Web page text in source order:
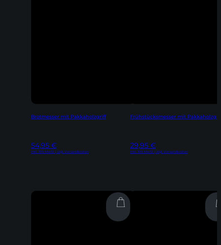
Brotmesser mit Pakkaholzgriff
54,95 €
Inkl. 19% MwSt | zzgl. Versandkosten
Frühstücksmesser mit
29,95 €
Inkl. 19% MwSt | zzgl. Versandkosten